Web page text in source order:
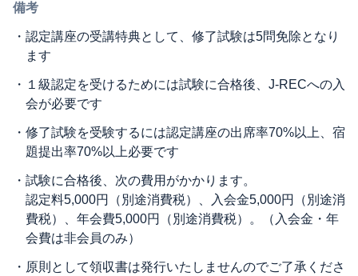
備考
・ 認定講座の受講特典として、修了試験は5問免除となり
ます
・ １級認定を受けるためには試験に合格後、J-RECへの入
会が必要です
・ 修了試験を受験するには認定講座の出席率70%以上、宿
題提出率70%以上必要です
・ 試験に合格後、次の費用がかかります。
認定料5,000円（別途消費税）、入会金5,000円（別途消
費税）、年会費5,000円（別途消費税）。（入会金・年
会費は非会員のみ）
・ 原則として領収書は発行いたしませんのでご了承くださ